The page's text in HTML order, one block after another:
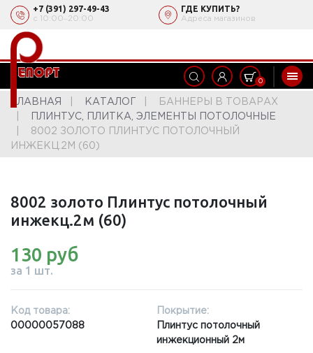
+7 (391) 297-49-43
с 10:00‒20:00
ГДЕ КУПИТЬ?
Адреса магазинов
0
ГЛАВНАЯ КАТАЛОГ
БАННЕРЫ В ТОВАРАХ
ПЛИНТУС, ПЛИТКА, ЭЛЕМЕНТЫ ПОТОЛОЧНЫЕ
8002 ЗОЛОТО ПЛИНТУС ПОТОЛОЧНЫЙ
ИНЖЕКЦ.2М (60)
8002 золото Плинтус потолочный
инжекц.2м (60)
130 руб
за 1 шт.
Код товара:
00000057088
Покрытие:
Плинтус потолочный
инжекционный 2м